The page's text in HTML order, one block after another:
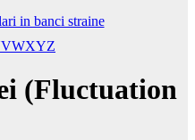
VWXYZ
(Fluctuation